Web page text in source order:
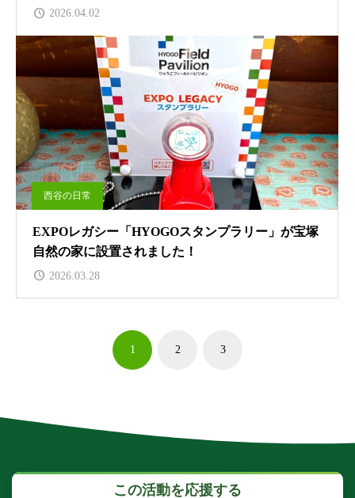
2026.04.02
西谷の日常
EXPOレガシー「HYOGOスタンプラリー」が宝塚
自然の家に設置されました！
2026.03.28
1 2 3
この活動を応援する